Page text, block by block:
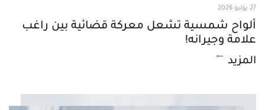
27 يوليو 2026
ألواح شمسية تشعل معركة قضائية بين راغب
علامة وجيرانه!
المزيد